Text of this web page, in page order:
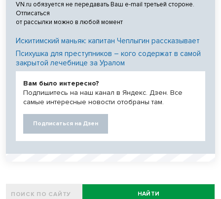
VN.ru обязуется не передавать Ваш e-mail третьей стороне.
Отписаться
от рассылки можно в любой момент
Искитимский маньяк: капитан Чеплыгин рассказывает
Психушка для преступников – кого содержат в самой
закрытой лечебнице за Уралом
Вам было интересно?
Подпишитесь на наш канал в Яндекс. Дзен. Все
самые интересные новости отобраны там.
Подписаться на Дзен
НАЙТИ